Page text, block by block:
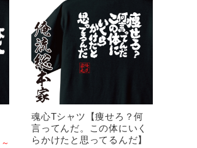
～
魂心Tシャツ【痩せろ？何
言ってんだ。この体にいく
らかけたと思ってるんだ】